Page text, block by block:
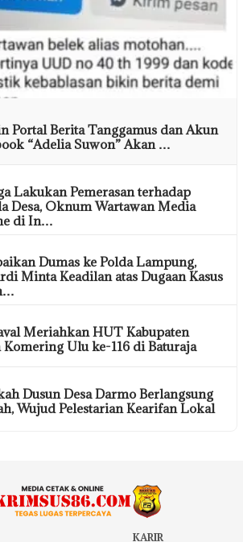
Portal Berita Tanggamus dan Akun
“Adelia Suwon” Akan …
Lakukan Pemerasan terhadap
Desa, Oknum Wartawan Media
di In…
Dumas ke Polda Lampung,
Minta Keadilan atas Dugaan Kasus
Meriahkan HUT Kabupaten
Komering Ulu ke-116 di Baturaja
Dusun Desa Darmo Berlangsung
Wujud Pelestarian Kearifan Lokal
KARIR